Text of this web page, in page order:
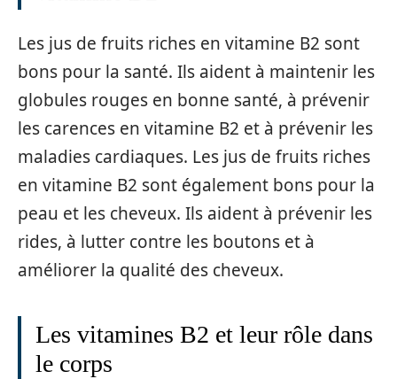
Les jus de fruits riches en vitamine B2 sont
bons pour la santé. Ils aident à maintenir les
globules rouges en bonne santé, à prévenir
les carences en vitamine B2 et à prévenir les
maladies cardiaques. Les jus de fruits riches
en vitamine B2 sont également bons pour la
peau et les cheveux. Ils aident à prévenir les
rides, à lutter contre les boutons et à
améliorer la qualité des cheveux.
Les vitamines B2 et leur rôle dans
le corps